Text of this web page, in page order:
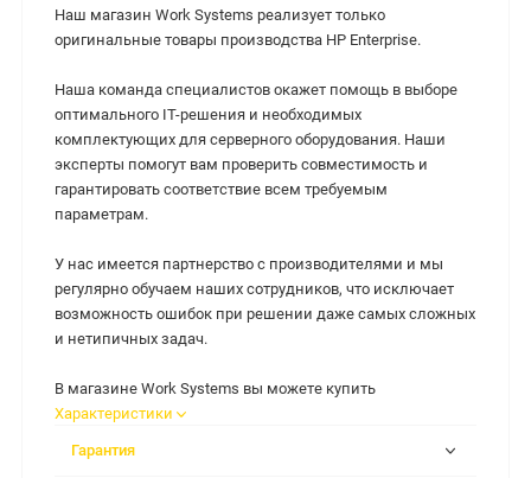
Наш магазин Work Systems реализует только
оригинальные товары производства HP Enterprise.
Наша команда специалистов окажет помощь в выборе
оптимального IT-решения и необходимых
комплектующих для серверного оборудования. Наши
эксперты помогут вам проверить совместимость и
гарантировать соответствие всем требуемым
параметрам.
У нас имеется партнерство с производителями и мы
регулярно обучаем наших сотрудников, что исключает
возможность ошибок при решении даже самых сложных
и нетипичных задач.
В магазине Work Systems вы можете купить
Характеристики
Гарантия